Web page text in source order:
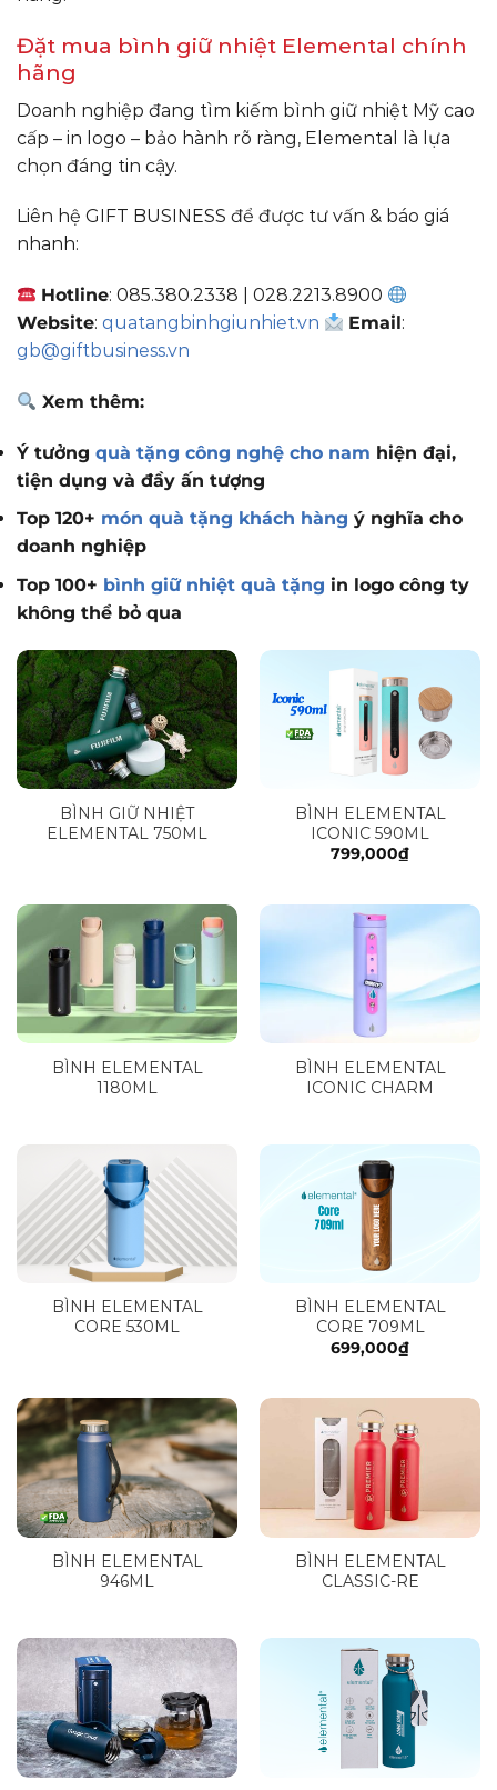
Đặt mua bình giữ nhiệt Elemental chính
hãng
Doanh nghiệp đang tìm kiếm bình giữ nhiệt Mỹ cao
cấp – in logo – bảo hành rõ ràng, Elemental là lựa
chọn đáng tin cậy.
Liên hệ GIFT BUSINESS để được tư vấn & báo giá
nhanh:
Hotline: 085.380.2338 | 028.2213.8900
Website: quatangbinhgiunhiet.vn Email:
gb@giftbusiness.vn
Xem thêm:
Ý tưởng quà tặng công nghệ cho nam hiện đại,
tiện dụng và đầy ấn tượng
Top 120+ món quà tặng khách hàng ý nghĩa cho
doanh nghiệp
Top 100+ bình giữ nhiệt quà tặng in logo công ty
không thể bỏ qua
BÌNH GIỮ NHIỆT
ELEMENTAL 750ML
BÌNH ELEMENTAL
ICONIC 590ML
799,000₫
BÌNH ELEMENTAL
1180ML
BÌNH ELEMENTAL
ICONIC CHARM
BÌNH ELEMENTAL
CORE 530ML
BÌNH ELEMENTAL
CORE 709ML
699,000₫
BÌNH ELEMENTAL
946ML
BÌNH ELEMENTAL
CLASSIC-RE